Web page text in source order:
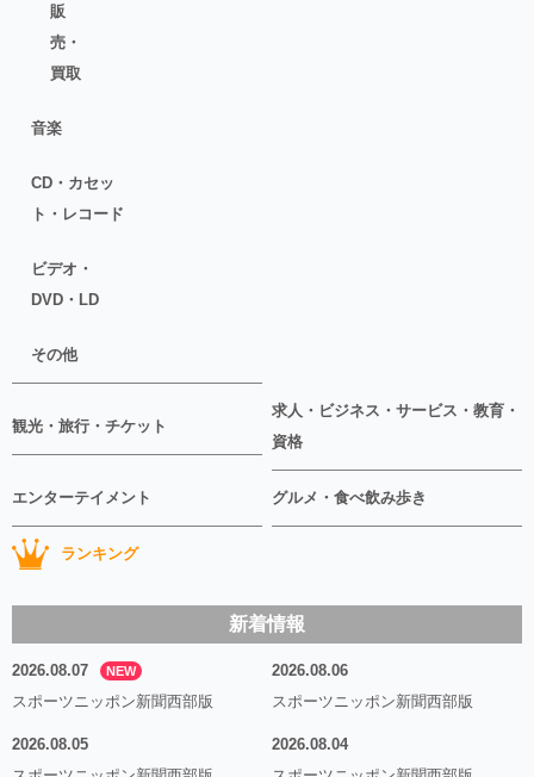
販
売・
買取
音楽
CD・カセッ
ト・レコード
ビデオ・
DVD・LD
その他
観光・旅行・チケット
求人・ビジネス・サービス・教育・
資格
エンターテイメント グルメ・食べ飲み歩き
ランキング
新着情報
2026.08.07 NEW
スポーツニッポン新聞西部版
2026.08.06
スポーツニッポン新聞西部版
2026.08.05
2026.08.04